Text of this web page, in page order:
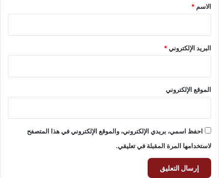
*
الاسم *
البريد الإلكتروني*
الموقع الإلكتروني
احفظ اسمي، بريدي الإلكتروني، والموقع الإلكتروني في هذا المتصفح
لاستخدامها المرة المقبلة في تعليقي.